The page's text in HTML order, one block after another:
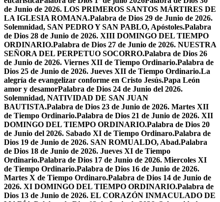
de Junio de 2026. LOS PRIMEROS SANTOS MÁRTIRES DE
LA IGLESIA ROMANA.Palabra de Dios 29 de Junio de 2026.
Solemnidad, SAN PEDRO Y SAN PABLO, Apóstoles.Palabra
de Dios 28 de Junio de 2026. XIII DOMINGO DEL TIEMPO
ORDINARIO.Palabra de Dios 27 de Junio de 2026. NUESTRA
SEÑORA DEL PERPETUO SOCORRO.Palabra de Dios 26
de Junio de 2026. Viernes XII de Tiempo Ordinario.Palabra de
Dios 25 de Junio de 2026. Jueves XII de Tiempo Ordinario.La
alegría de evangelizar conforme en Cristo Jesús.Papa León
amor y desamorPalabra de Dios 24 de Junio del 2026.
Solemnidad, NATIVIDAD DE SAN JUAN
BAUTISTA.Palabra de Dios 23 de Junio de 2026. Martes XII
de Tiempo Ordinario.Palabra de Dios 21 de Junio de 2026. XII
DOMINGO DEL TIEMPO ORDINARIO.Palabra de Dios 20
de Junio del 2026. Sabado XI de Tiempo Ordinaro.Palabra de
Dios 19 de Junio de 2026. SAN ROMUALDO, Abad.Palabra
de Dios 18 de Junio de 2026. Jueves XI de Tiempo
Ordinario.Palabra de Dios 17 de Junio de 2026. Miercoles XI
de Tiempo Ordinario.Palabra de Dios 16 de Junio de 2026.
Martes X de Tiempo Ordinaro.Palabra de Dios 14 de Junio de
2026. XI DOMINGO DEL TIEMPO ORDINARIO.Palabra de
Dios 13 de Junio de 2026. EL CORAZÓN INMACULADO DE